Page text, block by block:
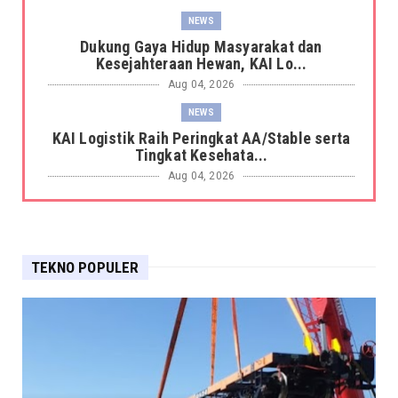
NEWS
Dukung Gaya Hidup Masyarakat dan
Kesejahteraan Hewan, KAI Lo...
Aug 04, 2026
NEWS
KAI Logistik Raih Peringkat AA/Stable serta
Tingkat Kesehata...
Aug 04, 2026
NEWS
BRI KK Metro Tanah Abang Hadir Dukung
Aktivitas Perdagangan ...
Aug 04, 2026
NEWS
TEKNO POPULER